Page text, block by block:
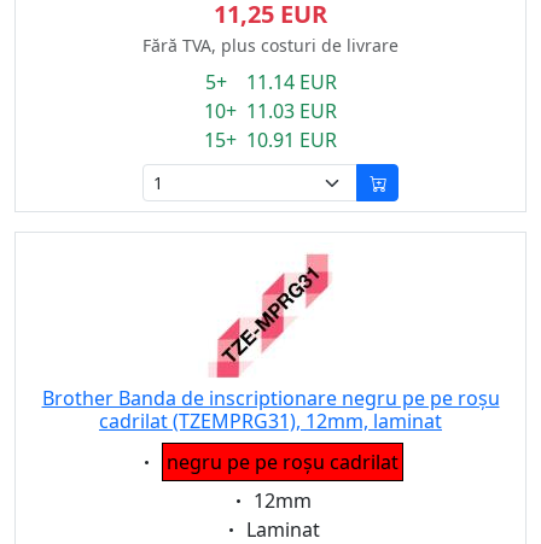
11,25 EUR
Fără TVA, plus costuri de livrare
5+ 11.14 EUR
10+ 11.03 EUR
15+ 10.91 EUR
Brother Banda de inscriptionare negru pe pe roșu
cadrilat (TZEMPRG31), 12mm, laminat
Eigenschaft:
negru pe pe roșu cadrilat
Eigenschaft:
12mm
Eigenschaft:
Laminat